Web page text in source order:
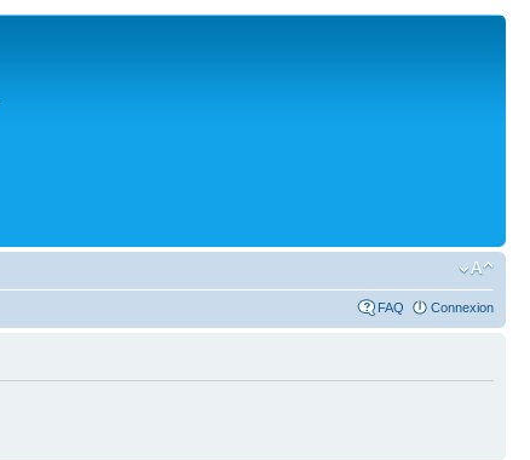
FAQ Connexion